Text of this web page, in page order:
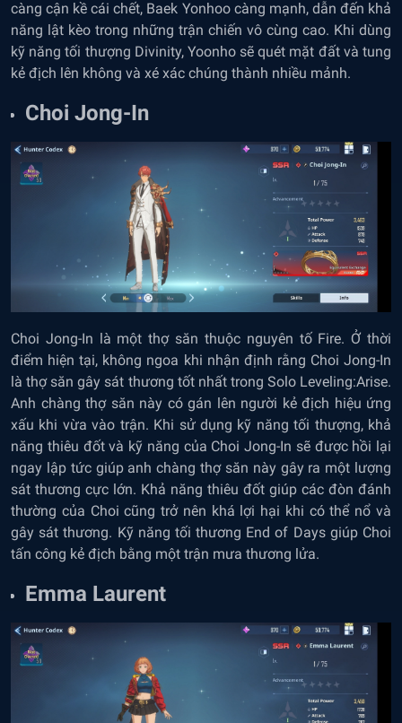
càng cận kề cái chết, Baek Yonhoo càng mạnh, dẫn đến khả
năng lật kèo trong những trận chiến vô cùng cao. Khi dùng
kỹ năng tối thượng Divinity, Yoonho sẽ quét mặt đất và tung
kẻ địch lên không và xé xác chúng thành nhiều mảnh.
Choi Jong-In
Choi Jong-In là một thợ săn thuộc nguyên tố Fire. Ở thời
điểm hiện tại, không ngoa khi nhận định rằng Choi Jong-In
là thợ săn gây sát thương tốt nhất trong Solo Leveling:Arise.
Anh chàng thợ săn này có gán lên người kẻ địch hiệu ứng
xấu khi vừa vào trận. Khi sử dụng kỹ năng tối thượng, khả
năng thiêu đốt và kỹ năng của Choi Jong-In sẽ được hồi lại
ngay lập tức giúp anh chàng thợ săn này gây ra một lượng
sát thương cực lớn. Khả năng thiêu đốt giúp các đòn đánh
thường của Choi cũng trở nên khá lợi hại khi có thể nổ và
gây sát thương. Kỹ năng tối thương End of Days giúp Choi
tấn công kẻ địch bằng một trận mưa thương lửa.
Emma Laurent